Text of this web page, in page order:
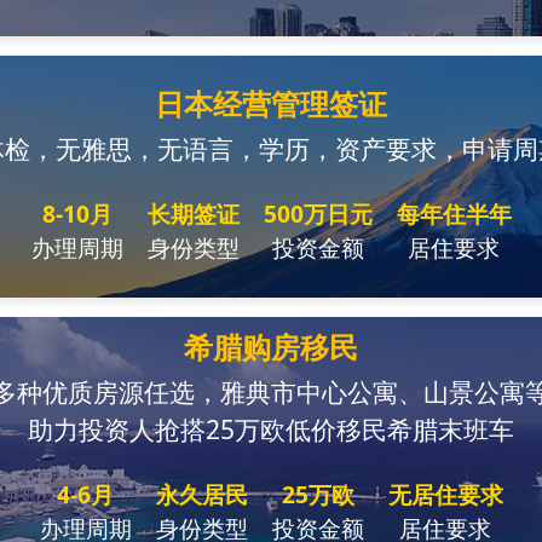
日本经营管理签证
，无雅思，无语言，学历，资产要求，申请
8-10月
办理周期
长期签证
身份类型
500万日元
投资金额
每年住半年
居住要求
希腊购房移民
种优质房源任选，雅典市中心公寓、山景公寓
助力投资人抢搭25万欧低价移民希腊末班车
4-6月
办理周期
永久居民
身份类型
25万欧
投资金额
无居住要求
居住要求